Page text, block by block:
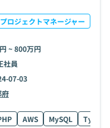
プロジェクトマネージャー
~ 800万円
社員
07-03
府
AWS MySQL